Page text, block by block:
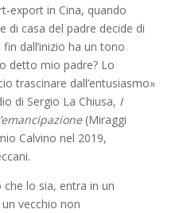
export in Cina, quando
di casa del padre decide di
dall’inizio ha un tono
detto mio padre? Lo
trascinare dall’entusiasmo»
di Sergio La Chiusa, I
(Miraggi
Calvino nel 2019,
lo sia, entra in un
vecchio non